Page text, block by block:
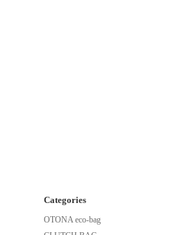
Categories
OTONA eco-bag